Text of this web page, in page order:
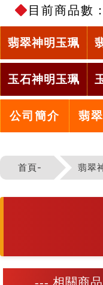
目前商品數：
翡翠神明玉珮
玉石神明玉珮
公司簡介 翡
首頁- 翡翠
--- 相關商